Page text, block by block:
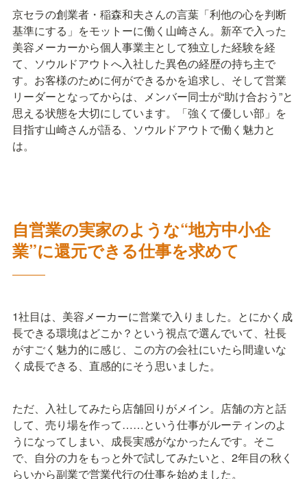
京セラの創業者・稲森和夫さんの言葉「利他の心を判断
基準にする」をモットーに働く山崎さん。新卒で入った
美容メーカーから個人事業主として独立した経験を経
て、ソウルドアウトへ入社した異色の経歴の持ち主で
す。お客様のために何ができるかを追求し、そして営業
リーダーとなってからは、メンバー同士が“助け合おう”と
思える状態を大切にしています。「強くて優しい部」を
目指す山崎さんが語る、ソウルドアウトで働く魅力と
は。
自営業の実家のような“地方中小企
業”に還元できる仕事を求めて
―――
1社目は、美容メーカーに営業で入りました。とにかく成
長できる環境はどこか？という視点で選んでいて、社長
がすごく魅力的に感じ、この方の会社にいたら間違いな
く成長できる、直感的にそう思いました。
ただ、入社してみたら店舗回りがメイン。店舗の方と話
して、売り場を作って……という仕事がルーティンのよ
うになってしまい、成長実感がなかったんです。そこ
で、自分の力をもっと外で試してみたいと、2年目の秋く
らいから副業で営業代行の仕事を始めました。